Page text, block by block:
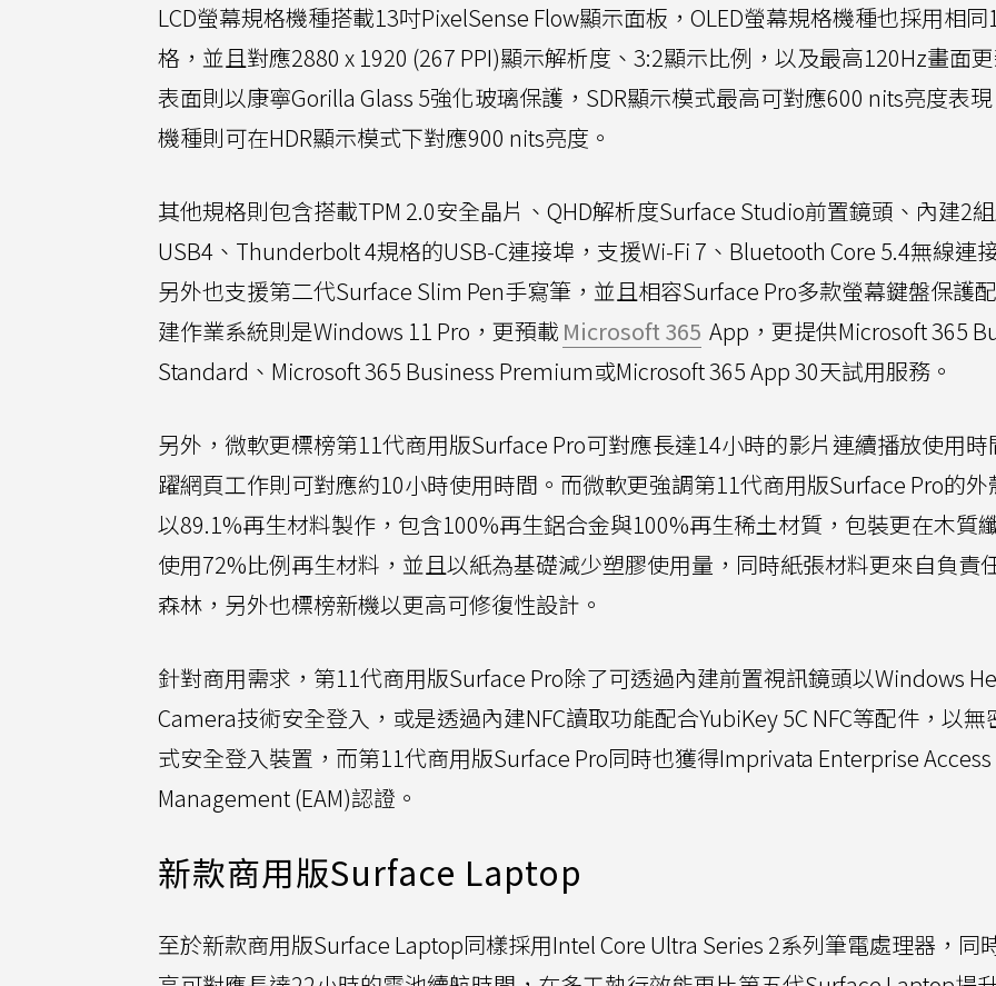
LCD螢幕規格機種搭載13吋PixelSense Flow顯示面板，OLED螢幕規格機種也採用相
格，並且對應2880 x 1920 (267 PPI)顯示解析度、3:2顯示比例，以及最高120Hz畫面
表面則以康寧Gorilla Glass 5強化玻璃保護，SDR顯示模式最高可對應600 nits亮度表現
機種則可在HDR顯示模式下對應900 nits亮度。
其他規格則包含搭載TPM 2.0安全晶片、QHD解析度Surface Studio前置鏡頭、內建2
USB4、Thunderbolt 4規格的USB-C連接埠，支援Wi-Fi 7、Bluetooth Core 5.4無線連
另外也支援第二代Surface Slim Pen手寫筆，並且相容Surface Pro多款螢幕鍵盤保護
建作業系統則是Windows 11 Pro，更預載 Microsoft 365 App，更提供Microsoft 365
Standard、Microsoft 365 Business Premium或Microsoft 365 App 30天試用服務。
另外，微軟更標榜第11代商用版Surface Pro可對應長達14小時的影片連續播放使用時
躍網頁工作則可對應約10小時使用時間。而微軟更強調第11代商用版Surface Pro的外
以89.1%再生材料製作，包含100%再生鋁合金與100%再生稀土材質，包裝更在木質
使用72%比例再生材料，並且以紙為基礎減少塑膠使用量，同時紙張材料更來自負責
森林，另外也標榜新機以更高可修復性設計。
針對商用需求，第11代商用版Surface Pro除了可透過內建前置視訊鏡頭以Windows
Camera技術安全登入，或是透過內建NFC讀取功能配合YubiKey 5C NFC等配件，以無
式安全登入裝置，而第11代商用版Surface Pro同時也獲得Imprivata Enterprise Access
Management (EAM)認證。
新款商用版Surface Laptop
至於新款商用版Surface Laptop同樣採用Intel Core Ultra Series 2系列筆電處理器，同